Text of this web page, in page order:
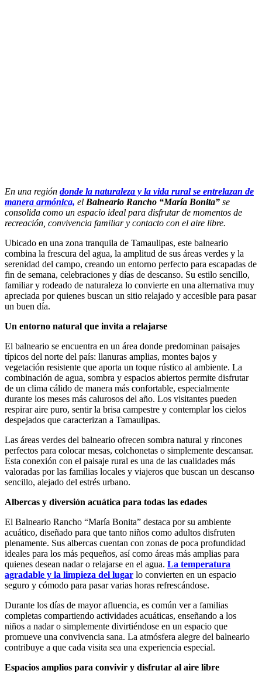
En una región donde la naturaleza y la vida rural se entrelazan de
manera armónica, el Balneario Rancho “María Bonita” se
consolida como un espacio ideal para disfrutar de momentos de
recreación, convivencia familiar y contacto con el aire libre.
Ubicado en una zona tranquila de Tamaulipas, este balneario
combina la frescura del agua, la amplitud de sus áreas verdes y la
serenidad del campo, creando un entorno perfecto para escapadas de
fin de semana, celebraciones y días de descanso. Su estilo sencillo,
familiar y rodeado de naturaleza lo convierte en una alternativa muy
apreciada por quienes buscan un sitio relajado y accesible para pasar
un buen día.
Un entorno natural que invita a relajarse
El balneario se encuentra en un área donde predominan paisajes
típicos del norte del país: llanuras amplias, montes bajos y
vegetación resistente que aporta un toque rústico al ambiente. La
combinación de agua, sombra y espacios abiertos permite disfrutar
de un clima cálido de manera más confortable, especialmente
durante los meses más calurosos del año. Los visitantes pueden
respirar aire puro, sentir la brisa campestre y contemplar los cielos
despejados que caracterizan a Tamaulipas.
Las áreas verdes del balneario ofrecen sombra natural y rincones
perfectos para colocar mesas, colchonetas o simplemente descansar.
Esta conexión con el paisaje rural es una de las cualidades más
valoradas por las familias locales y viajeros que buscan un descanso
sencillo, alejado del estrés urbano.
Albercas y diversión acuática para todas las edades
El Balneario Rancho “María Bonita” destaca por su ambiente
acuático, diseñado para que tanto niños como adultos disfruten
plenamente. Sus albercas cuentan con zonas de poca profundidad
ideales para los más pequeños, así como áreas más amplias para
quienes desean nadar o relajarse en el agua. La temperatura
agradable y la limpieza del lugar lo convierten en un espacio
seguro y cómodo para pasar varias horas refrescándose.
Durante los días de mayor afluencia, es común ver a familias
completas compartiendo actividades acuáticas, enseñando a los
niños a nadar o simplemente divirtiéndose en un espacio que
promueve una convivencia sana. La atmósfera alegre del balneario
contribuye a que cada visita sea una experiencia especial.
Espacios amplios para convivir y disfrutar al aire libre